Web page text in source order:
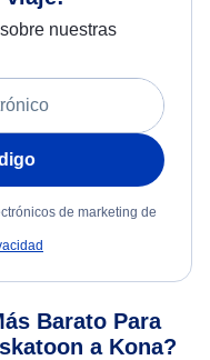
nuestras
de marketing de
Barato Para
a Kona?